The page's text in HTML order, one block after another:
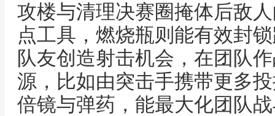
攻楼与清理决赛圈掩体后敌
点工具，燃烧瓶则能有效封
队友创造射击机会，在团队
源，比如由突击手携带更多
倍镜与弹药，能最大化团队